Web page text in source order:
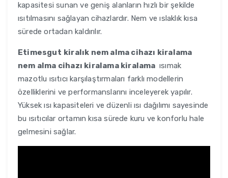
kapasitesi sunan ve geniş alanların hızlı bir şekilde
ısıtılmasını sağlayan cihazlardır. Nem ve ıslaklık kısa
sürede ortadan kaldırılır.
Etimesgut kiralık nem alma cihazı kiralama
nem alma cihazı kiralama kiralama ısımak
mazotlu ısıtıcı karşılaştırmaları farklı modellerin
özelliklerini ve performanslarını inceleyerek yapılır.
Yüksek ısı kapasiteleri ve düzenli ısı dağılımı sayesinde
bu ısıtıcılar ortamın kısa sürede kuru ve konforlu hale
gelmesini sağlar.